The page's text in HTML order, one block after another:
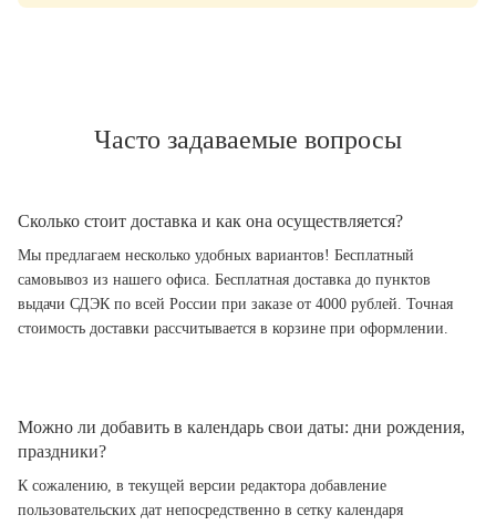
Часто задаваемые вопросы
Сколько стоит доставка и как она осуществляется?
Мы предлагаем несколько удобных вариантов! Бесплатный
самовывоз из нашего офиса. Бесплатная доставка до пунктов
выдачи СДЭК по всей России при заказе от 4000 рублей. Точная
стоимость доставки рассчитывается в корзине при оформлении.
Можно ли добавить в календарь свои даты: дни рождения,
праздники?
К сожалению, в текущей версии редактора добавление
пользовательских дат непосредственно в сетку календаря